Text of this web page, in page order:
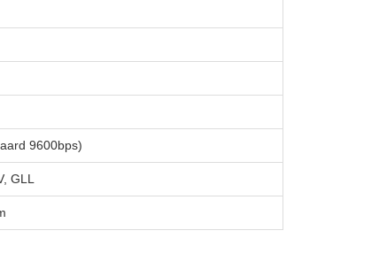
9600bps)
GLL